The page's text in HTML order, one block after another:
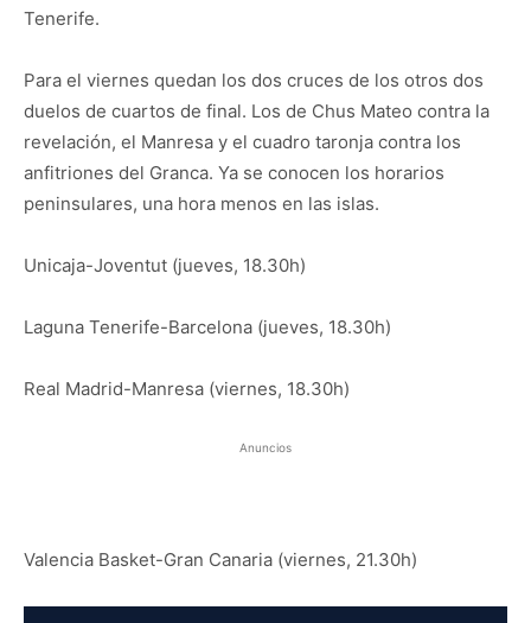
Tenerife.
Para el viernes quedan los dos cruces de los otros dos
duelos de cuartos de final. Los de Chus Mateo contra la
revelación, el Manresa y el cuadro taronja contra los
anfitriones del Granca. Ya se conocen los horarios
peninsulares, una hora menos en las islas.
Unicaja-Joventut (jueves, 18.30h)
Laguna Tenerife-Barcelona (jueves, 18.30h)
Real Madrid-Manresa (viernes, 18.30h)
Anuncios
Valencia Basket-Gran Canaria (viernes, 21.30h)